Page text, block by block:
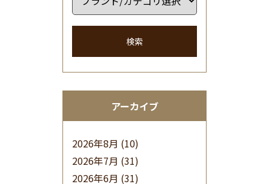
検索
アーカイブ
2026年8月 (10)
2026年7月 (31)
2026年6月 (31)